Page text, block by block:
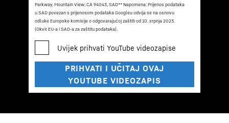
Parkway, Mountain View, CA 94043, SAD** Napomena: Prijenos podataka
u SAD povezan s prijenosom podataka Googleu odvija se na osnovu
odluke Europske komisije o odgovarajućoj zaštiti od 10. srpnja 2023.
(Okvir EU-a i SAD-a za zaštitu podataka).